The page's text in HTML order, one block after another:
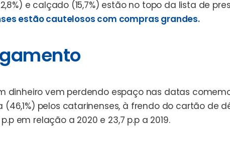
e calçado (15,7%) estão no topo da lista de
estão cautelosos com compras grandes.
dinheiro vem perdendo espaço nas datas
pelos catarinenses, à frendo do cartão de
em relação a 2020 e 23,7 p.p a 2019.